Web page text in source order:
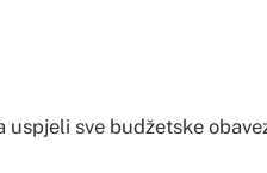
uspjeli sve budžetske